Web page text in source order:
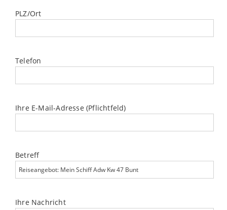
PLZ/Ort
Telefon
Ihre E-Mail-Adresse (Pflichtfeld)
Betreff
Ihre Nachricht